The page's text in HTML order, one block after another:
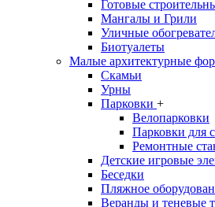
Готовые
Мангалы и Грили
Уличные
Биотуалеты
Малые архитектурные
Скамьи
Урны
Парковки +
Велопарковки
Парковки для
Ремонтные
Детские игровые
Беседки
Пляжное
Веранды и теневые